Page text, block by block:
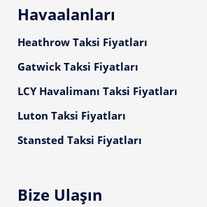
Havaalanları
Heathrow Taksi Fiyatları
Gatwick Taksi Fiyatları
LCY Havalimanı Taksi Fiyatları
Luton Taksi Fiyatları
Stansted Taksi Fiyatları
Bize Ulaşın